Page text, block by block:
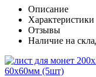
Описание
Характеристики
Отзывы
Наличие на